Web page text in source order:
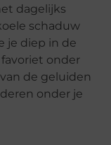
dagelijks
schaduw
je diep in de
onder
de geluiden
onder je